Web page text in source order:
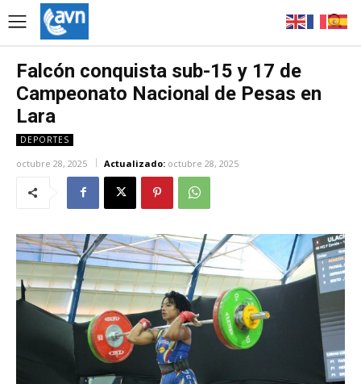
Falcón conquista sub-15 y 17 de
Campeonato Nacional de Pesas en
Lara
DEPORTES
octubre 28, 2025 Actualizado: octubre 28, 2025